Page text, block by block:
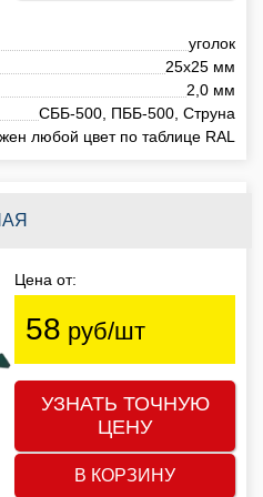
уголок
25х25 мм
2,0 мм
СББ-500, ПББ-500, Струна
любой цвет по таблице RAL
Цена от:
58 руб/шт
УЗНАТЬ ТОЧНУЮ
ЦЕНУ
В КОРЗИНУ